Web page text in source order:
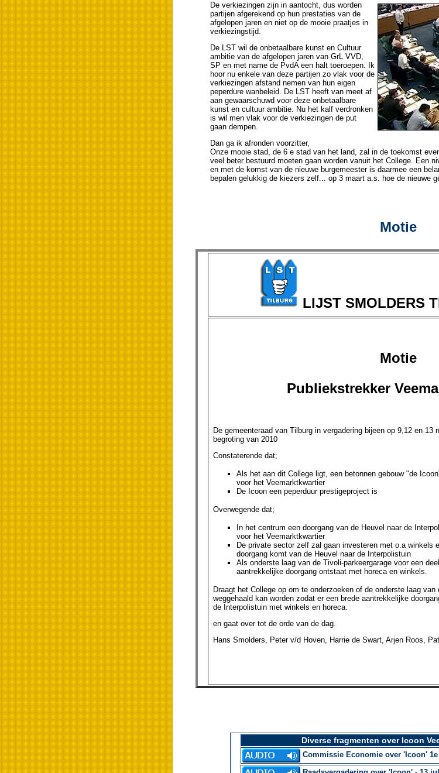
De verkiezingen zijn in aantocht, dus worden
partijen afgerekend op hun prestaties van de
afgelopen jaren en niet op de mooie praatjes in
verkiezingstijd.
De LST wil de onbetaalbare kunst en Cultuur
ambitie van de afgelopen jaren van GrL VVD,
SP en met name de PvdA een halt toeroepen. Ik
hoor nu enkele van deze partijen zo vlak voor de
verkiezingen afstand nemen van hun eigen
peperdure wanbeleid. De LST heeft van meet af
aan gewaarschuwd voor deze onbetaalbare
kunst en cultuur ambitie. Nu het kalf verdronken
is wil men vlak voor de verkiezingen de put
gaan dempen.
Dan ga ik afronden voorzitter,
Onze mooie stad, de 6 e stad van het land, zal in de toekomst
veel beter bestuurd moeten gaan worden vanuit het College. Een
en met de komst van de nieuwe burgemeester is daarmee een
bepalen gelukkig de kiezers zelf... op 3 maart a.s. hoe de nieuwe
Motie
LIJST SMOLDERS
Motie
Publiekstrekker
De gemeenteraad van Tilburg in vergadering bijeen op 9,12 en 13
begroting van 2010
Constaterende dat;
Als het aan dit College ligt, een betonnen gebouw "de
voor het Veemarktkwartier
De Icoon een peperduur prestigeproject is
Overwegende dat;
In het centrum een doorgang van de Heuvel naar de
voor het Veemarktkwartier
De private sector zelf zal gaan investeren met o.a winkels
doorgang komt van de Heuvel naar de Interpolistuin
Als onderste laag van de Tivoli-parkeergarage voor een
aantrekkelijke doorgang ontstaat met horeca en winkels.
Draagt het College op om te onderzoeken of de onderste laag van
weggehaald kan worden zodat er een brede aantrekkelijke
de Interpolistuin met winkels en horeca.
en gaat over tot de orde van de dag.
Hans Smolders, Peter v/d Hoven, Harrie de Swart, Arjen Roos,
Diverse fragmenten over Icoon
Commissie Economie over 'Icoon'